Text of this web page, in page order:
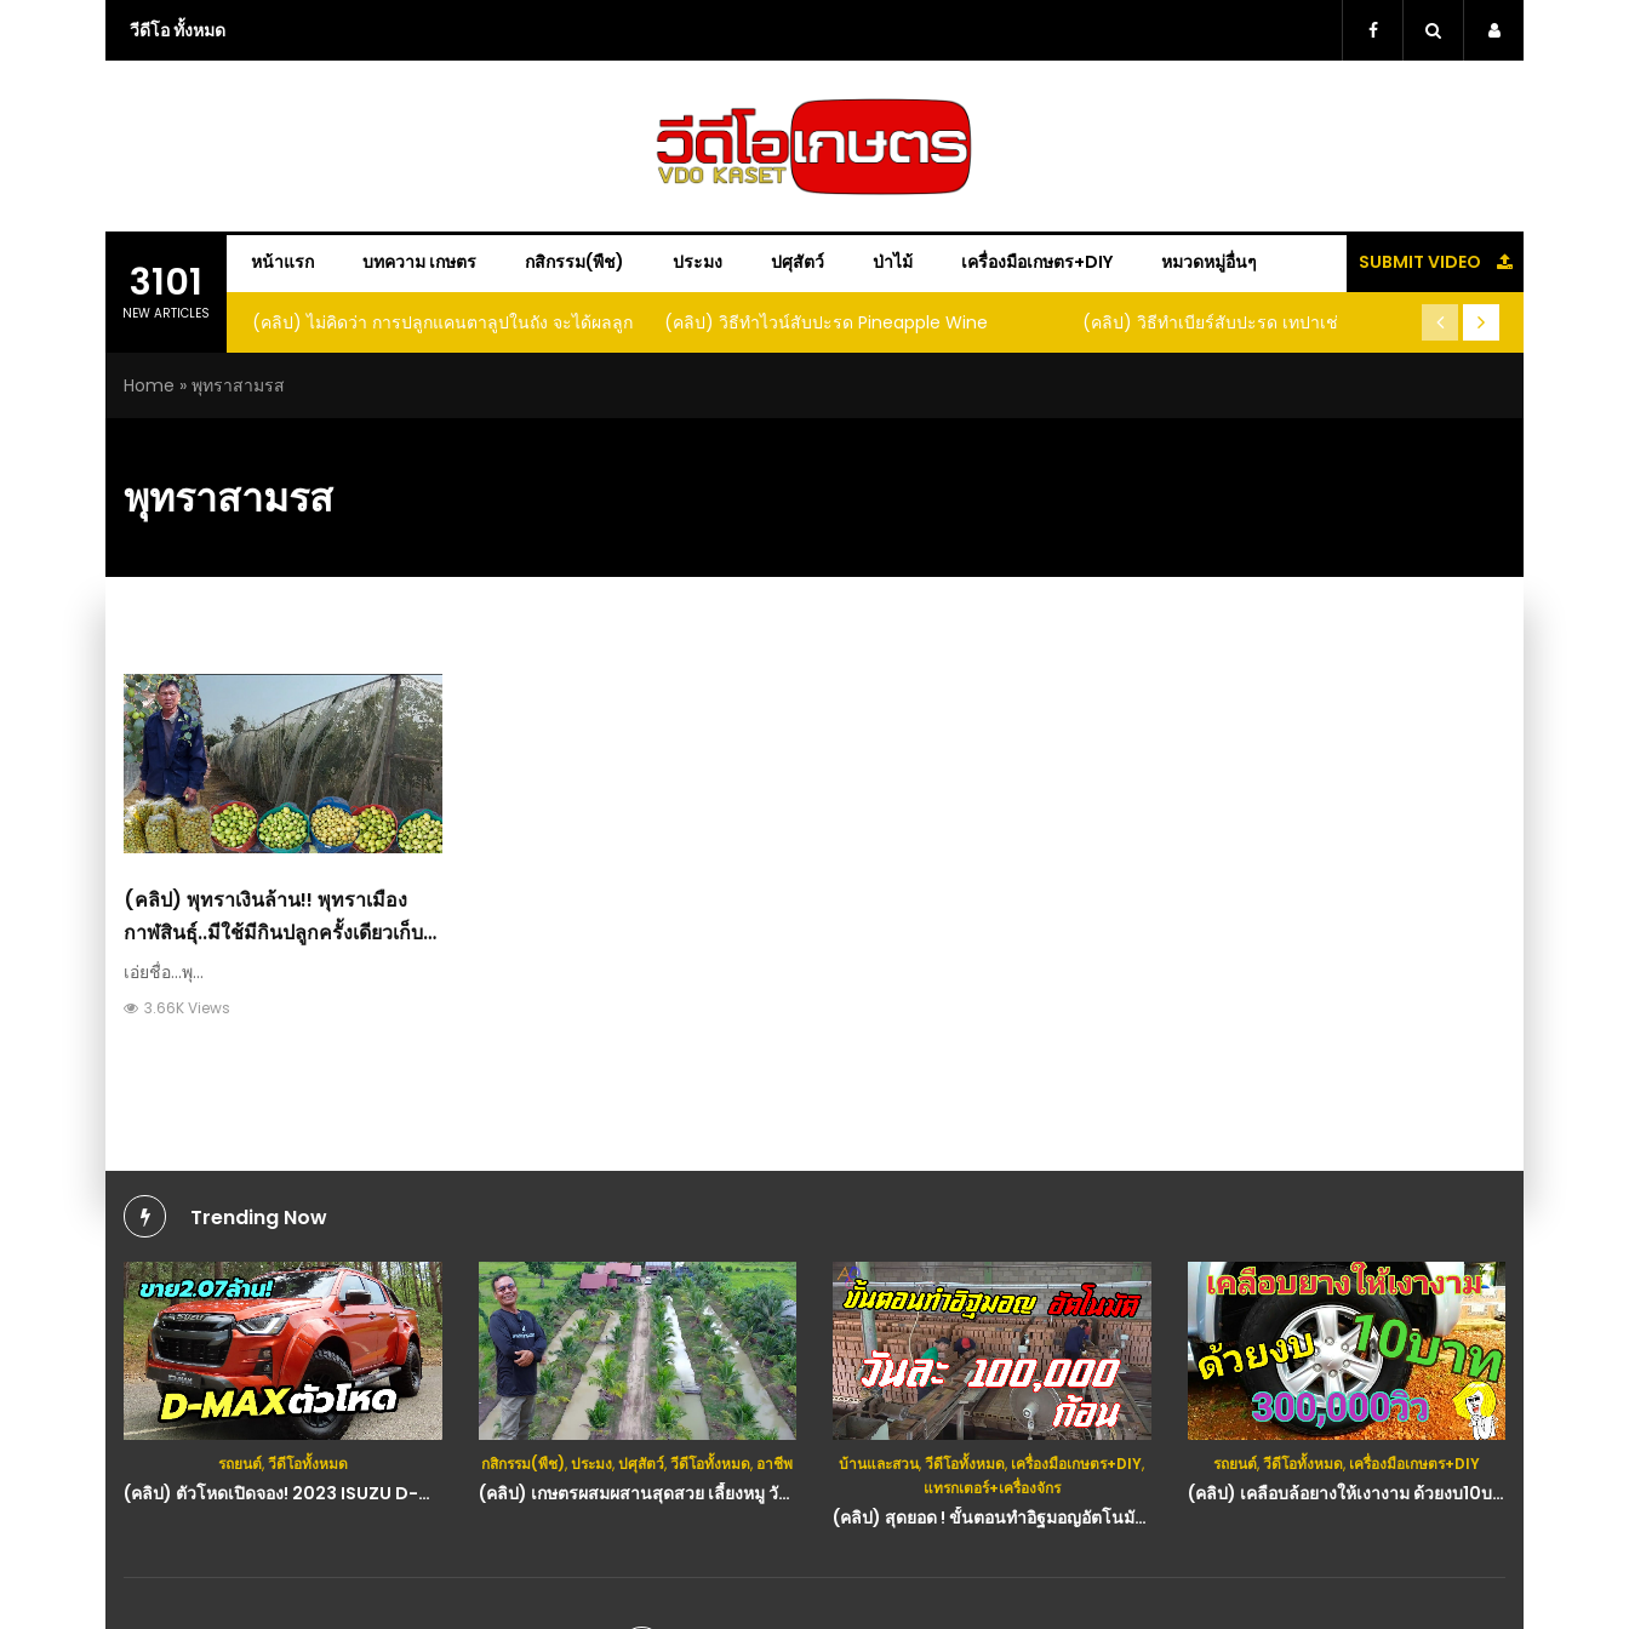
วีดีโอ ทั้งหมด
3101
NEW ARTICLES
หน้าแรก บทความ เกษตร กสิกรรม(พืช) ประมง ปศุสัตว์ ป่าไม้ เครื่องมือเกษตร+DIY หมวดหมู่อื่นๆ SUBMIT VIDEO
(คลิป) ไม่คิดว่า การปลูกแคนตาลูปในถัง จะได้ผลลูก
โตและหวานขนาดนี้ I didn’t expect that
growing cantaloupe in a barrel would yield
(คลิป) วิธีทำไวน์สับปะรด Pineapple Wine (คลิป) วิธีทำเบียร์สับปะรด เทปาเช่
(คลิป) รู้แล้วจะหนาว!! หัวเดี
หนอนแมลง หนีกระเจิง
Home » พุทราสามรส
พุทราสามรส
(คลิป) พุทราเงินล้าน!! พุทราเมือง
กาฬสินธุ์..มีใช้มีกินปลูกครั้งเดียวเก็บ
เกี่ยวทั้งชาติ : วีดีโอ เกษตร
เอ่ยชื่อ...พุ...
3.66K Views
Trending Now
รถยนต์,วีดีโอทั้งหมด
(คลิป) ตัวโหดเปิดจอง! 2023 ISUZU D-MAX AT35 Arctic Trucks ราคาเริ่มต้น 2.07 ล้าน ในอังกฤษ : วีดีโอ เกษตร
กสิกรรม(พืช),ประมง,ปศุสัตว์,วีดีโอทั้งหมด, อาชีพ
(คลิป) เกษตรผสมผสานสุดสวย เลี้ยงหมู วัว ปลา กบ ครบวงจร!! ทำอย่างสวย จ.อุบลฯ : วีดีโอ เกษตร
บ้านและสวน,วีดีโอทั้งหมด, เครื่องมือเกษตร+DIY,
แทรกเตอร์+เครื่องจักร
(คลิป) สุดยอด ! ขั้นตอนทำอิฐมอญอัตโนมัติ ของเกาหลี 100,000 ก้อนต่อวัน รายได้มหาสาร : วีดีโอ เกษตร
รถยนต์,วีดีโอทั้งหมด, เครื่องมือเกษตร+DIY
(คลิป) เคลือบล้อยางให้เงางาม ด้วยงบ10บาท Coated rubber wheels to shine with a budget of 10 bath : วีดีโอ เกษตร